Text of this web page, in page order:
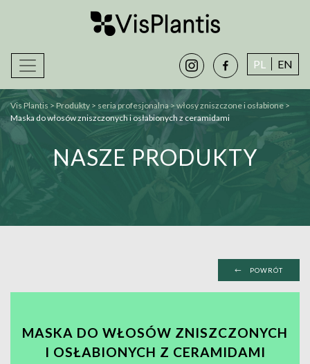
instagramfacebook-
alt
PL EN
Vis Plantis > Produkty > seria profesjonalna> włosy zniszczone i osłabione >
maska do włosów zniszczonych i osłabionych z ceramidami
NASZE PRODUKTY
← POWRÓT
MASKA DO WŁOSÓW ZNISZCZONYCH
I OSŁABIONYCH Z CERAMIDAMI